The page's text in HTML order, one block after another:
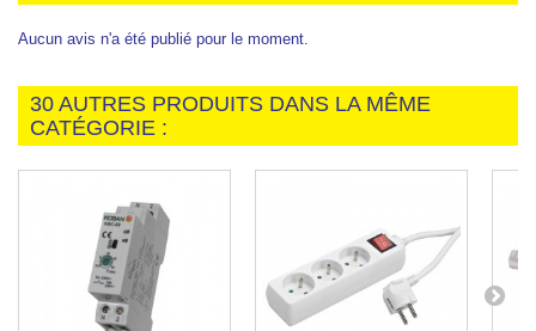
Aucun avis n'a été publié pour le moment.
30 AUTRES PRODUITS DANS LA MÊME
CATÉGORIE :